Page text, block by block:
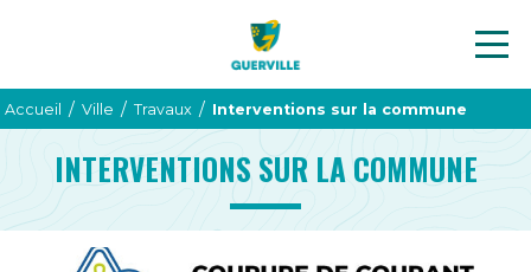
Accueil / Ville / Travaux / Interventions sur la commune
INTERVENTIONS SUR LA COMMUNE